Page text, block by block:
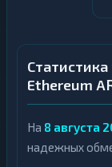
Ethereum
На 8 августа
надежных